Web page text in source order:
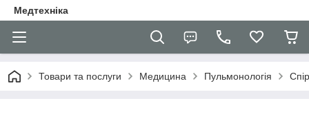
Медтехніка
Товари та послуги Медицина Пульмонологія